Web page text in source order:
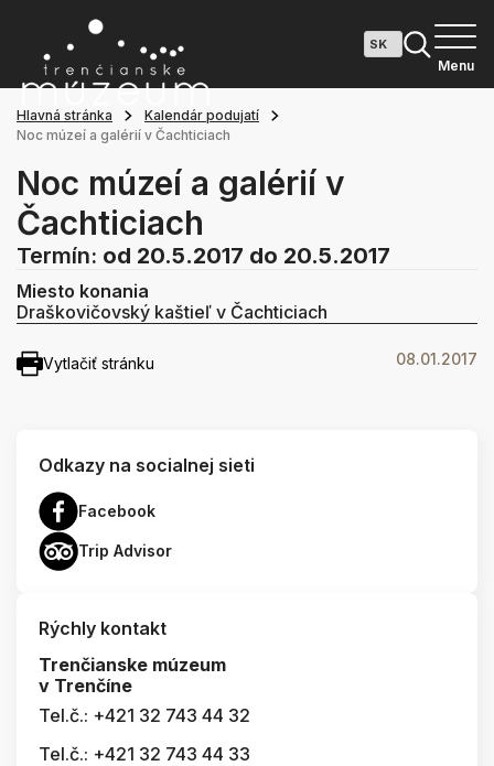
Menu
Hlavná stránka
Kalendár podujatí
Noc múzeí a galérií v Čachticiach
Noc múzeí a galérií v
Čachticiach
Termín: od 20.5.2017 do 20.5.2017
Miesto konania
Draškovičovský kaštieľ v Čachticiach
Vytlačiť stránku 08.01.2017
Odkazy na socialnej sieti
Facebook
Trip Advisor
Rýchly kontakt
Trenčianske múzeum
v Trenčíne
Tel.č.: +421 32 743 44 32
Tel.č.: +421 32 743 44 33